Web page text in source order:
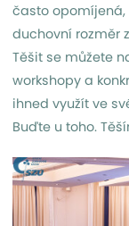
často
duchovní rozměr
Těšit se můžete
workshopy a
ihned využít ve
Buďte u toho.